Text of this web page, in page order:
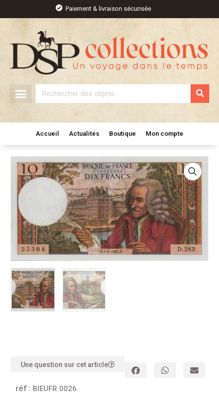
contenu
Paiement & livraison sécurisée
Rechercher
Accueil Actualités Boutique Mon compte
Une question sur cet article
réf : BIEUFR 0026